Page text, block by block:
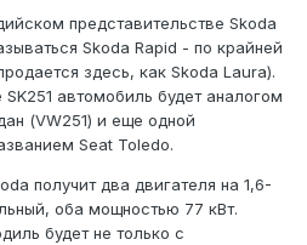
представительстве Skoda
Skoda Rapid - по крайней
здесь, как Skoda Laura).
автомобиль будет аналогом
(VW251) и еще одной
Seat Toledo.
получит два двигателя на 1,6-
оба мощностью 77 кВт.
будет не только с